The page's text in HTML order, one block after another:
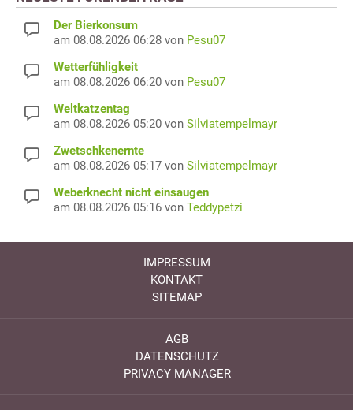
Der Bierkonsum
am 08.08.2026 06:28 von Pesu07
Wetterfühligkeit
am 08.08.2026 06:20 von Pesu07
Weltkatzentag
am 08.08.2026 05:20 von Silviatempelmayr
Zwetschkenernte
am 08.08.2026 05:17 von Silviatempelmayr
Weberknecht nicht einsaugen
am 08.08.2026 05:16 von Teddypetzi
IMPRESSUM
KONTAKT
SITEMAP
AGB
DATENSCHUTZ
PRIVACY MANAGER